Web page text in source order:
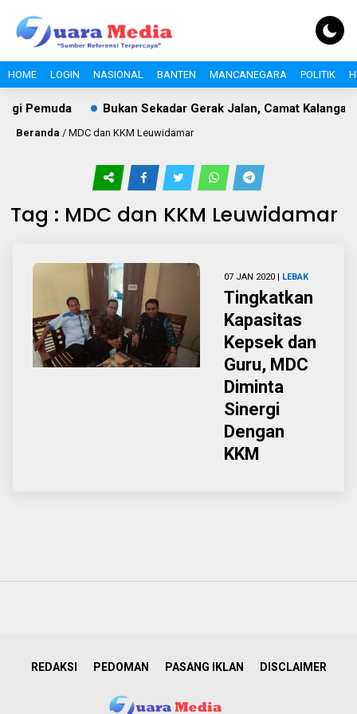
HOME LOGIN NASIONAL BANTEN MANCANEGARA POLITIK
Pemuda Bukan Sekadar Gerak Jalan, Camat
Beranda / MDC dan KKM Leuwidamar
Tag : MDC dan KKM Leuwidamar
07 JAN 2020 | LEBAK
Tingkatkan
Kapasitas
Kepsek dan
Guru, MDC
Diminta
Sinergi
Dengan
KKM
REDAKSI PEDOMAN PASANG IKLAN DISCLAIMER